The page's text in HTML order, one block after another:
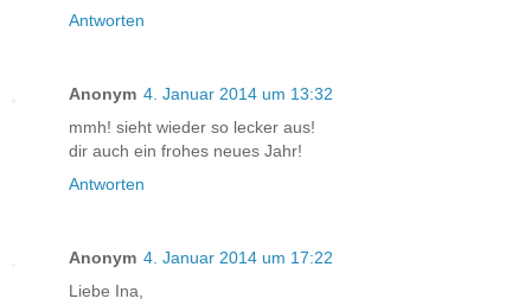
Antworten
Anonym 4. Januar 2014 um 13:32
mmh! sieht wieder so lecker aus!
dir auch ein frohes neues Jahr!
Antworten
Anonym 4. Januar 2014 um 17:22
Liebe Ina,